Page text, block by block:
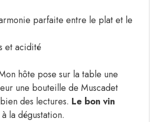
parfaite entre le plat et le
et acidité
hôte pose sur la table une
une bouteille de Muscadet
des lectures. Le bon vin
la dégustation.